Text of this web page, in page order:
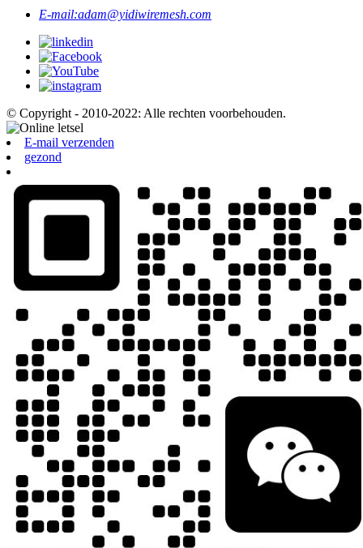
E-mail:adam@yidiwiremesh.com
© Copyright - 2010-2022: Alle rechten voorbehouden.
E-mail verzenden
gezond